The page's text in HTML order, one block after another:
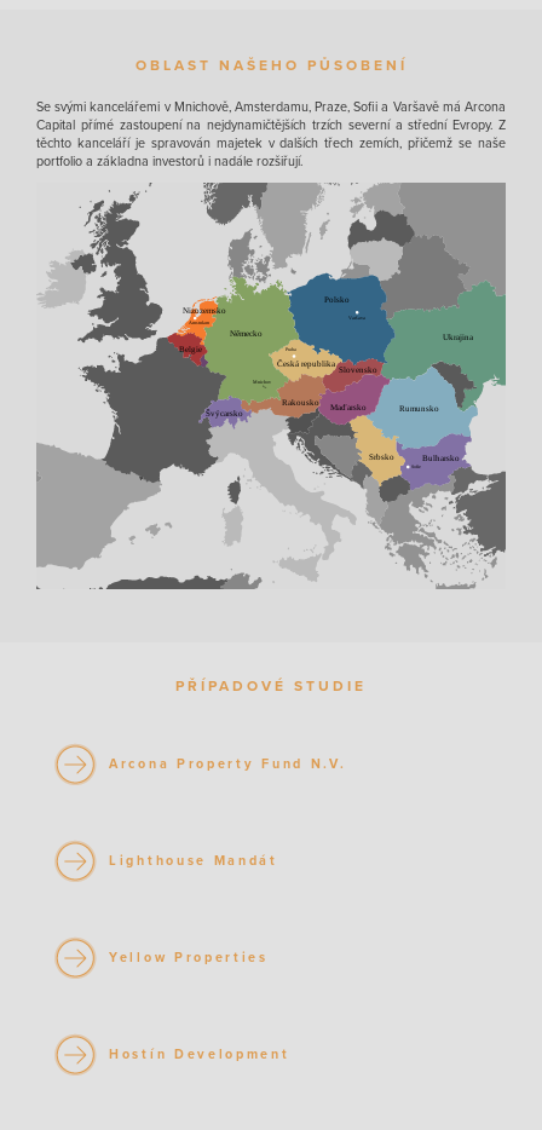
OBLAST NAŠEHO PŮSOBENÍ
Se svými kancelářemi v Mnichově, Amsterdamu, Praze, Sofii a Varšavě má Arcona
Capital přímé zastoupení na nejdynamičtějších trzích severní a střední Evropy. Z
těchto kanceláří je spravován majetek v dalších třech zemích, přičemž se naše
portfolio a základna investorů i nadále rozšiřují.
Ukrajina
Luxembourg
Polsko
Varšava
Bulharsko
Sofie
Srbsko
Rumunsko
Maďarsko
Slovensko
Česká republika
Praha
Rakousko
Německo
Mnichov
Lor
Nizozemsko
Amstrdam
Švýcarsko
Belgie
PŘÍPADOVÉ STUDIE
Arcona Property Fund N.V.
Lighthouse Mandát
Yellow Properties
Hostín Development